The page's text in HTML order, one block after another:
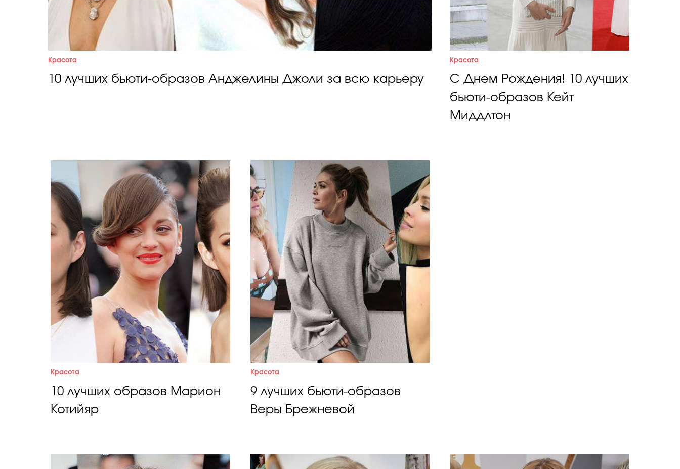
Красота
10 лучших бьюти-образов Анджелины Джоли за всю карьеру
Красота
С Днем Рождения! 10 лучших
бьюти-образов Кейт
Миддлтон
Красота
10 лучших образов Марион
Котийяр
Красота
9 лучших бьюти-образов
Веры Брежневой